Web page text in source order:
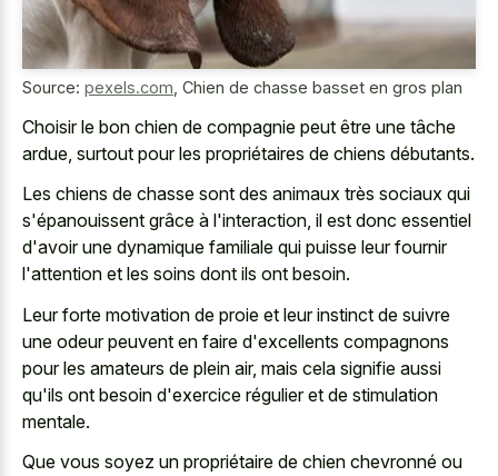
Source: pexels.com Chien de chasse basset en gros plan
Choisir le bon chien de compagnie peut être une tâche
ardue, surtout pour les propriétaires de chiens débutants.
Les chiens de chasse sont des animaux très sociaux qui
s'épanouissent grâce à l'interaction, il est donc essentiel
d'avoir une dynamique familiale qui puisse leur fournir
l'attention et les soins dont ils ont besoin.
Leur forte motivation de proie et leur instinct de suivre
une odeur peuvent en faire d'excellents compagnons
pour les amateurs de plein air, mais cela signifie aussi
qu'ils ont besoin d'exercice régulier et de stimulation
mentale.
Que vous soyez un propriétaire de chien chevronné ou